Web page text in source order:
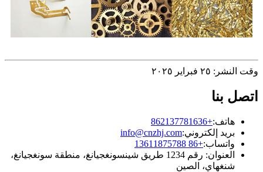
وقت النشر: ٢٥ فبراير ٢٠٢٥
اتصل بنا
هاتف:+862137781636
بريد إلكتروني:info@cnzhj.com
واتساب:+86 13611875788
العنوان: رقم 1234 طريق شينسونغجيانغ، منطقة سونغجيانغ،
شنغهاي، الصين